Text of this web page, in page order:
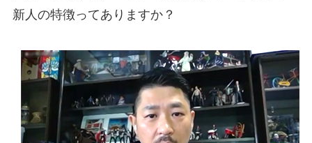
新人の特徴ってありますか？